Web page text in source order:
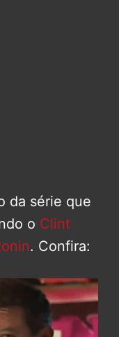
da série que
o Clint
. Confira: